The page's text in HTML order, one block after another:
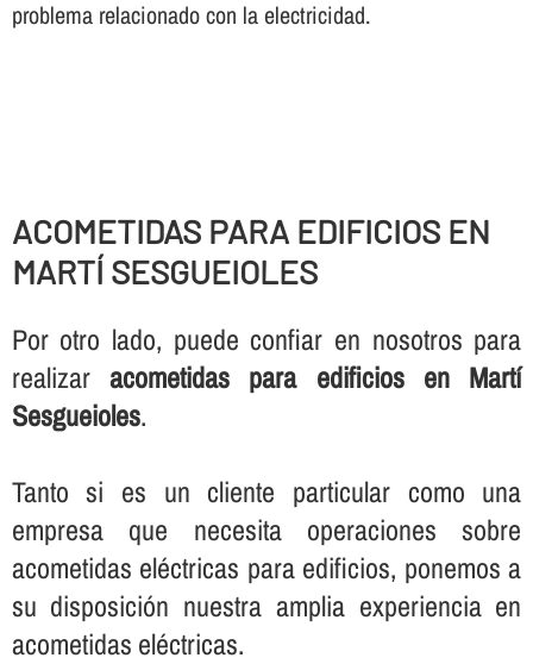
problema relacionado con la electricidad.
ACOMETIDAS PARA EDIFICIOS EN
MARTÍ SESGUEIOLES
Por otro lado, puede confiar en nosotros para
realizaracometidas para edificios en Martí
Sesgueioles.
Tanto si es un cliente particular como una
empresa que necesita operaciones sobre
acometidas eléctricas para edificios, ponemos a
su disposición nuestra amplia experiencia en
acometidas eléctricas.